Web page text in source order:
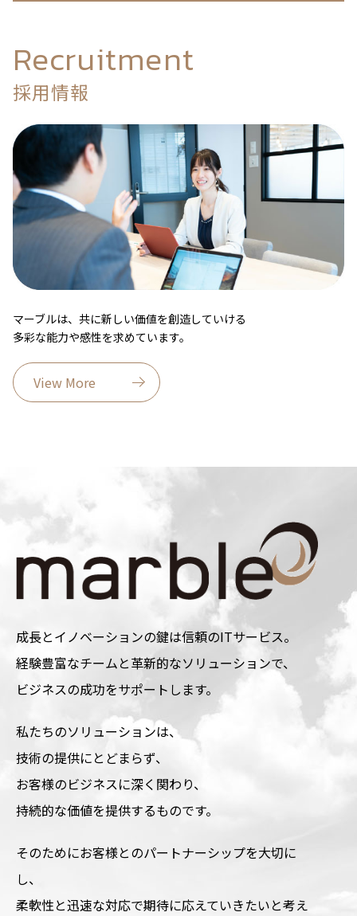
Recruitment
採用情報
マーブルは、共に新しい価値を創造していける
多彩な能力や感性を求めています。
View More
成長とイノベーションの鍵は信頼のITサービス。
経験豊富なチームと革新的なソリューションで、
ビジネスの成功をサポートします。
私たちのソリューションは、
技術の提供にとどまらず、
お客様のビジネスに深く関わり、
持続的な価値を提供するものです。
そのためにお客様とのパートナーシップを大切に
し、
柔軟性と迅速な対応で期待に応えていきたいと考え